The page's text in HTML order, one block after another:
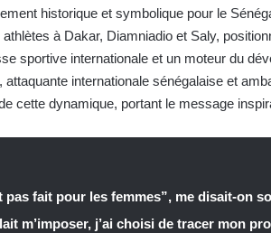
historique et symbolique pour le
à Dakar, Diamniadio et Saly,
sportive internationale et un moteur du
attaquante internationale sénégalaise et
cette dynamique, portant le message
pas fait pour les femmes”, me disait-on
m’imposer, j’ai choisi de tracer mon